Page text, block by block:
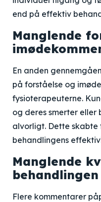
end på effektiv
Manglende
En anden
på forståelse og
fysioterapeuterne.
og deres smerter
alvorligt. Dette
behandlingens
Manglende
behandlingen
Flere kommentarer